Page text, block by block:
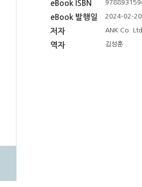
eBook ISBN
eBook 발행일 2024-02-20
저자 ANK Co. Ltd.
역자 김성훈